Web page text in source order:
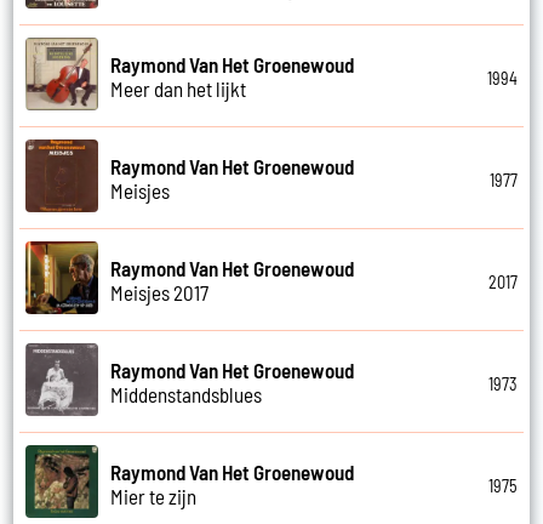
Raymond Van Het Groenewoud
Meer dan het lijkt
1994
Raymond Van Het Groenewoud
Meisjes
1977
Raymond Van Het Groenewoud
Meisjes 2017
2017
Raymond Van Het Groenewoud
Middenstandsblues
1973
Raymond Van Het Groenewoud
Mier te zijn
1975